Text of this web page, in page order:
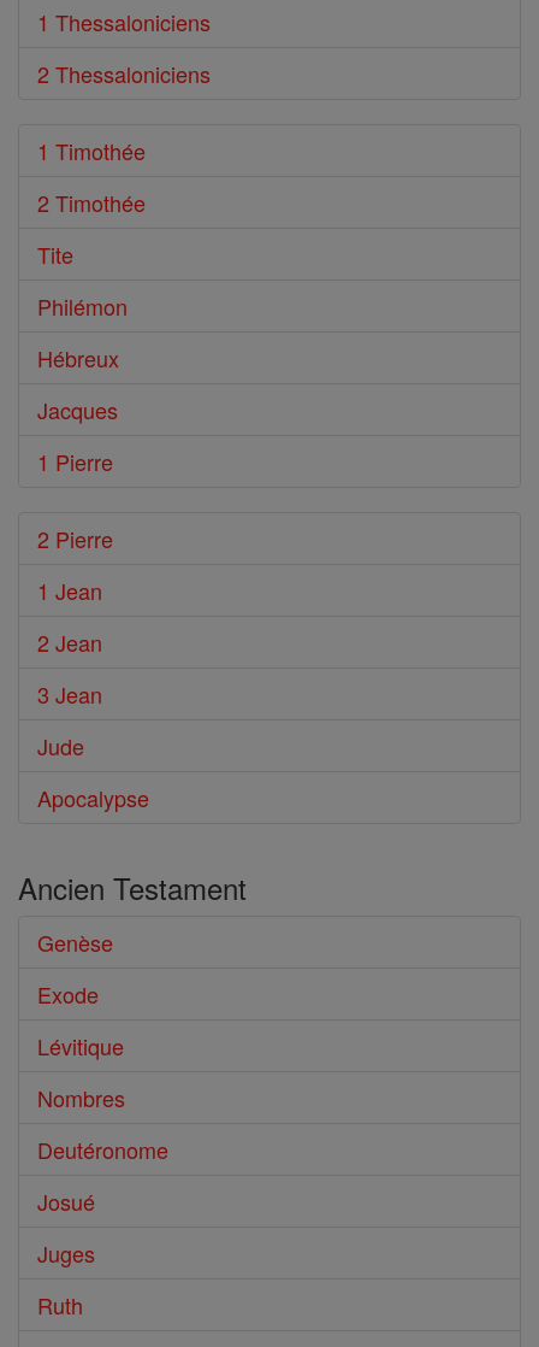
1 Thessaloniciens
2 Thessaloniciens
1 Timothée
2 Timothée
Tite
Philémon
Hébreux
Jacques
1 Pierre
2 Pierre
1 Jean
2 Jean
3 Jean
Jude
Apocalypse
Ancien Testament
Genèse
Exode
Lévitique
Nombres
Deutéronome
Josué
Juges
Ruth